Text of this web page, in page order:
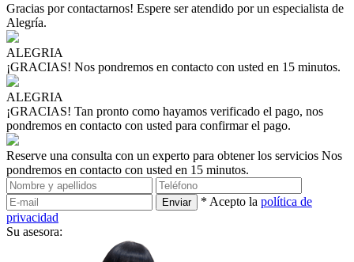
Gracias por contactarnos! Espere ser atendido por un especialista de
Alegría.
ALEGRIA
¡GRACIAS! Nos pondremos en contacto con usted en 15 minutos.
ALEGRIA
¡GRACIAS! Tan pronto como hayamos verificado el pago, nos
pondremos en contacto con usted para confirmar el pago.
Reserve una consulta con un experto para obtener los servicios Nos
pondremos en contacto con usted en 15 minutos.
* Acepto la política de
privacidad
Su asesora: